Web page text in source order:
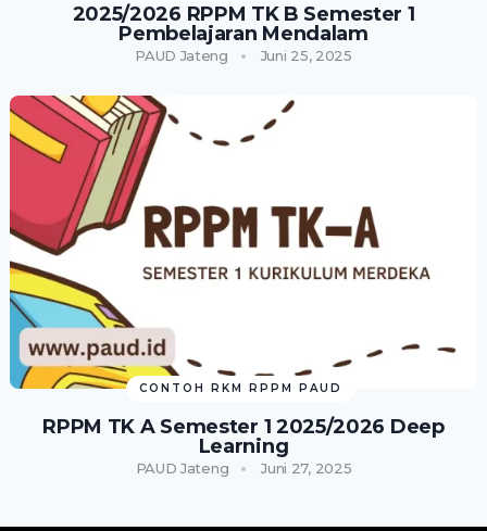
2025/2026 RPPM TK B Semester 1
Pembelajaran Mendalam
PAUD Jateng Juni 25, 2025
CONTOH RKM RPPM PAUD
RPPM TK A Semester 1 2025/2026 Deep
Learning
PAUD Jateng Juni 27, 2025